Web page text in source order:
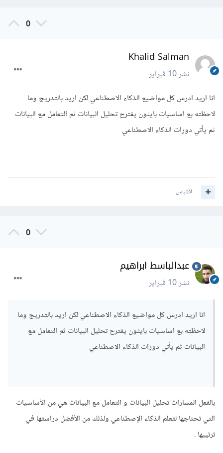
0
Khalid Salman
نشر10 فبراير
انا اريد ادرس كل مواضيع الذكاء الاصطناعي لكن اريد بالتدريج وما
لاحظته بع اساسيات بايثون يفترح تحليل البيانات ثم التعامل مع البيانات
ثم يأتي دورات الذكاء الاصطناعي
اقتباس
0
عبدالباسط ابراهيم
نشر10 فبراير
انا اريد ادرس كل مواضيع الذكاء الاصطناعي لكن اريد بالتدريج وما
لاحظته بع اساسيات بايثون يفترح تحليل البيانات ثم التعامل مع
البيانات ثم يأتي دورات الذكاء الاصطناعي
بالفعل المسارات تحليل البيانات و التعامل مع البيانات هي من الأساسيات
التي تحتاجها لتعلم الذكاء الإصطناعي ولذلك من الأفضل دراستها في
ترتيبها .